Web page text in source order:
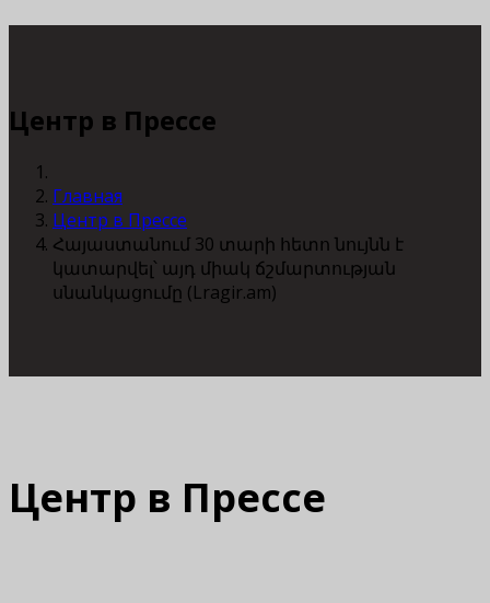
Центр в Прессе
Главная
Центр в Прессе
Հայաստանում 30 տարի հետո նույնն է
կատարվել՝ այդ միակ ճշմարտության
սնանկացումը (Lragir.am)
Центр в Прессе